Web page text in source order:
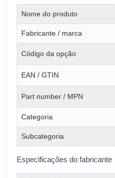
Nome do produto
Fabricante / marca
Código da opção
EAN / GTIN
Part number / MPN
Categoria
Subcategoria
Especificações do fabricante